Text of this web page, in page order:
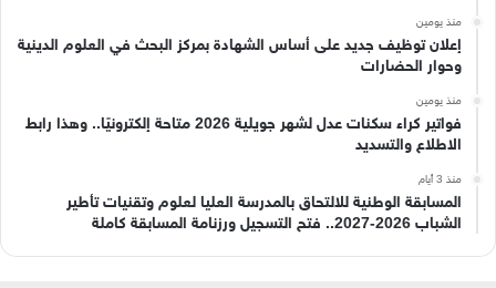
منذ يومين
إعلان توظيف جديد على أساس الشهادة بمركز البحث في العلوم الدينية
وحوار الحضارات
منذ يومين
فواتير كراء سكنات عدل لشهر جويلية 2026 متاحة إلكترونيًا.. وهذا رابط
الاطلاع والتسديد
منذ 3 أيام
المسابقة الوطنية للالتحاق بالمدرسة العليا لعلوم وتقنيات تأطير
الشباب 2026-2027.. فتح التسجيل ورزنامة المسابقة كاملة